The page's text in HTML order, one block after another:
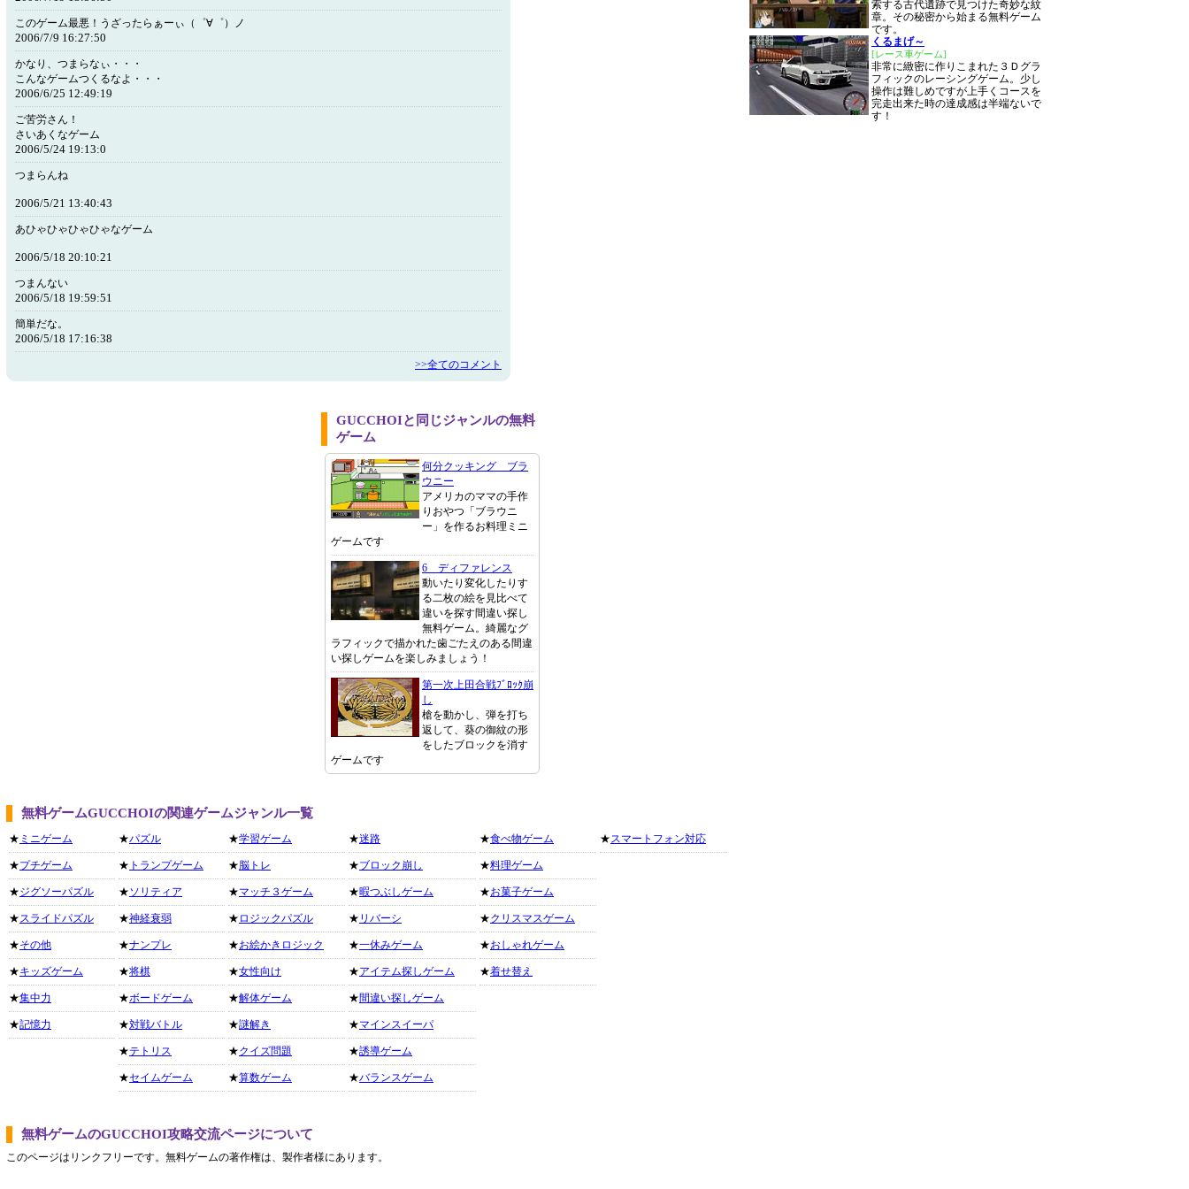
このゲーム最悪！うざったらぁーぃ（゜∀゜）ノ
2006/7/9 16:27:50
かなり、つまらなぃ・・・
こんなゲームつくるなよ・・・
2006/6/25 12:49:19
ご苦労さん！
さいあくなゲーム
2006/5/24 19:13:0
つまらんね
2006/5/21 13:40:43
あひゃひゃひゃひゃなゲーム
2006/5/18 20:10:21
つまんない
2006/5/18 19:59:51
簡単だな。
2006/5/18 17:16:38
>>全てのコメント
GUCCHOIと同じジャンルの無料
ゲーム
何分クッキング ブラ
ウニー
アメリカのママの手作
りおやつ「ブラウニ
ー」を作るお料理ミニ
ゲームです
6 ディファレンス
動いたり変化したりす
る二枚の絵を見比べて
違いを探す間違い探し
無料ゲーム。綺麗なグ
ラフィックで描かれた歯ごたえのある間違
い探しゲームを楽しみましょう！
第一次上田合戦ﾌﾞﾛｯｸ崩
し
槍を動かし、弾を打ち
返して、葵の御紋の形
をしたブロックを消す
ゲームです
無料ゲームGUCCHOIの関連ゲームジャンル一覧
★ ミニゲーム
★プチゲーム
★ジグソーパズル
★スライドパズル
★その他
★キッズゲーム
★集中力
★記憶力
★パズル
★ トランプゲーム
★ソリティア
★神経衰弱
★ナンプレ
★将棋
★ボードゲーム
★対戦バトル
★テトリス
★セイムゲーム
★学習ゲーム
★脳トレ
★マッチ３ゲーム
★ ロジックパズル
★お絵かきロジック
★女性向け
★解体ゲーム
★謎解き
★クイズ問題
★算数ゲーム
★迷路
★ブロック崩し
★暇つぶしゲーム
★ リバーシ
★一休みゲーム
★アイテム探しゲーム
★間違い探しゲーム
★マインスイーパ
★誘導ゲーム
★バランスゲーム
★食べ物ゲーム
★料理ゲーム
★お菓子ゲーム
★クリスマスゲーム
★おしゃれゲーム
★着せ替え
★スマートフォン対応
無料ゲームのGUCCHOI攻略交流ページについて
このページはリンクフリーです。無料ゲームの著作権は、製作者様にあります。
索する古代遺跡で見つけた奇妙な紋
章。その秘密から始まる無料ゲーム
です。
くるまげ～
[レース車ゲーム]
非常に緻密に作りこまれた３Ｄグラ
フィックのレーシングゲーム。少し
操作は難しめですが上手くコースを
完走出来た時の達成感は半端ないで
す！